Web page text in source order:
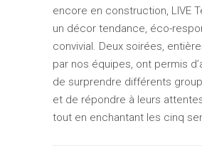
encore en construction, LIVE
un décor tendance, éco-
convivial. Deux soirées,
par nos équipes, ont permis
de surprendre différents
et de répondre à leurs
tout en enchantant les cinq